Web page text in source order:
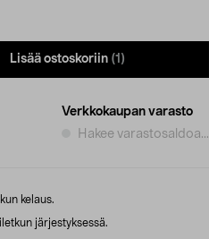
Lisää ostoskoriin (1)
Verkkokaupan varasto
Hakee varastosaldoa...
kelaus.
järjestyksessä.